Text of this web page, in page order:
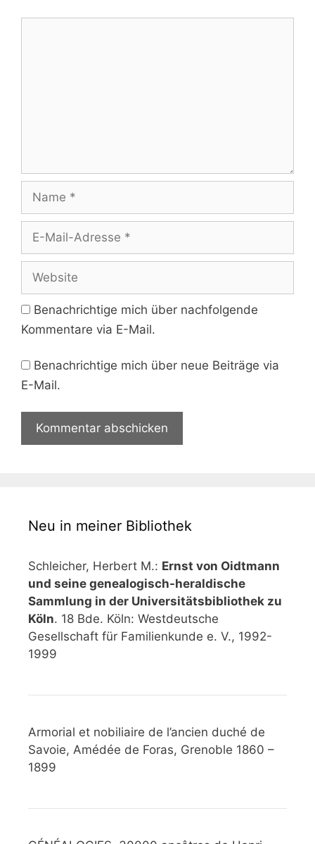
Name
Adresse
Website
Benachrichtige mich über nachfolgende
Kommentare via E-Mail.
Benachrichtige mich über neue Beiträge via
E-Mail.
Neu in meiner Bibliothek
Schleicher, Herbert M.: Ernst von Oidtmann
und seine genealogisch-heraldische
Sammlung in der Universitätsbibliothek zu
Köln. 18 Bde. Köln: Westdeutsche
Gesellschaft für Familienkunde e. V., 1992-
1999
Armorial et nobiliaire de l’ancien duché de
Savoie, Amédée de Foras, Grenoble 1860 –
1899